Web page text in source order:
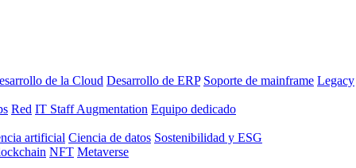
de la Cloud Desarrollo de ERP Soporte de mainframe Legacy
Red IT Staff Augmentation Equipo dedicado
artificial Ciencia de datos Sostenibilidad y ESG
NFT Metaverse